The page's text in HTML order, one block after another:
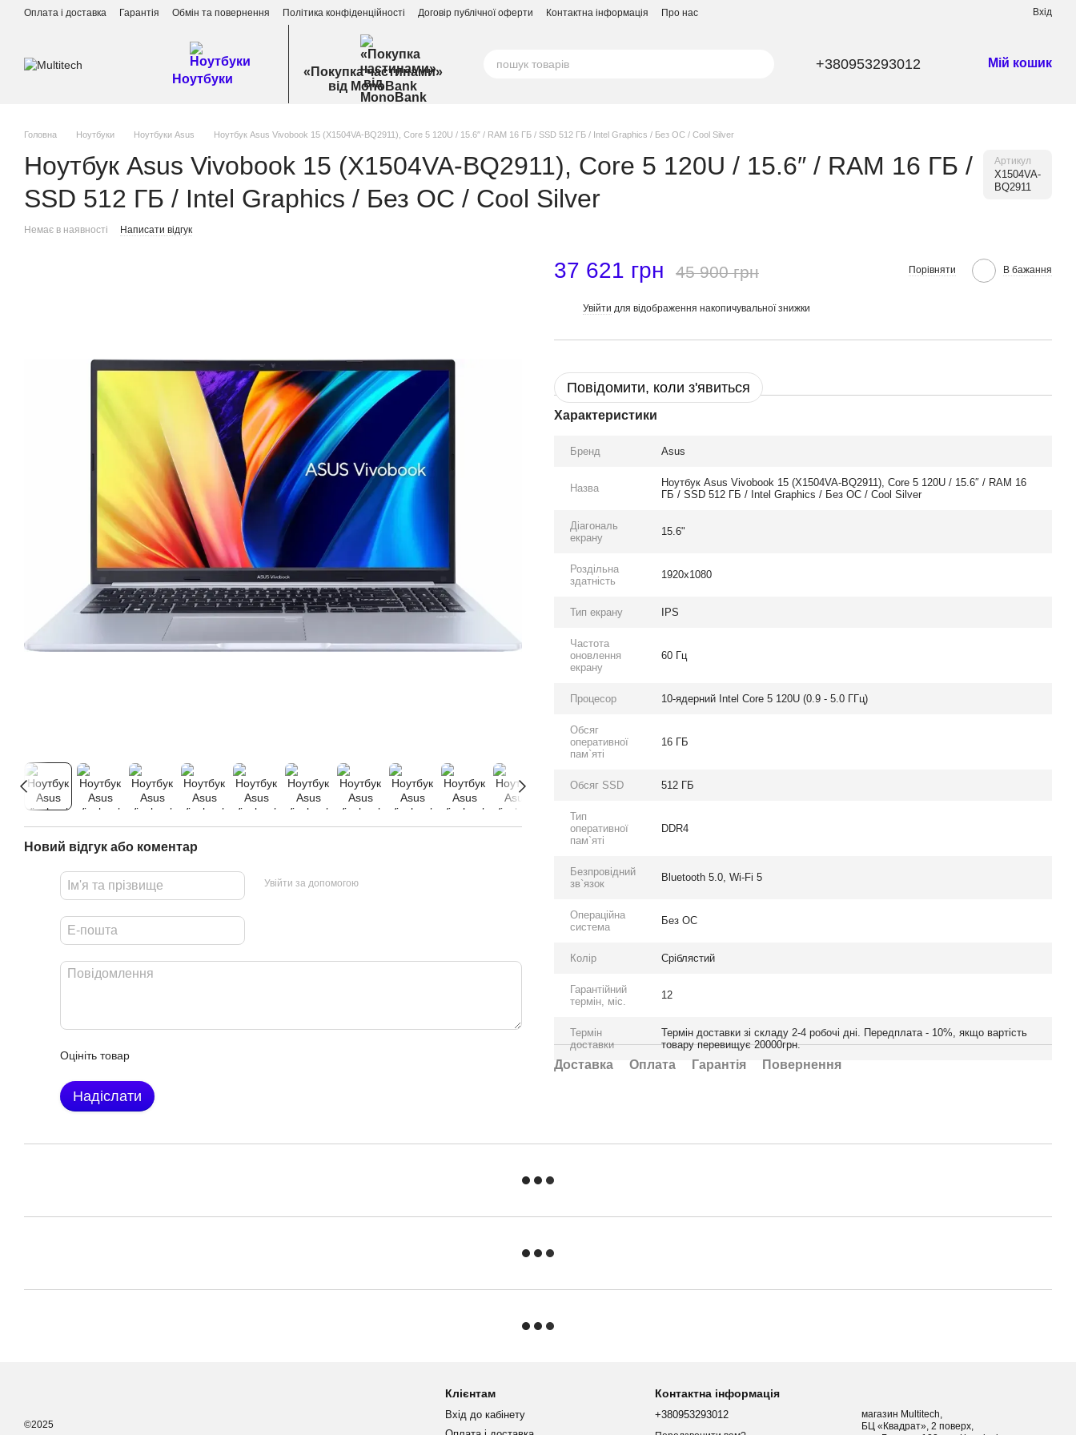
Перейти до основного контенту
Оплата і доставка Гарантія Обмін та повернення Політика конфіденційності Договір публічної оферти Контактна інформація Про нас Вхід
Ноутбуки
«Покупка частинами»
від MonoBank
+380953293012 Мій кошик
Головна Ноутбуки Ноутбуки Asus Ноутбук Asus Vivobook 15 (X1504VA-BQ2911), Core 5 120U / 15.6″ / RAM 16 ГБ / SSD 512 ГБ / Intel Graphics / Без ОС / Cool Silver
Ноутбук Asus Vivobook 15 (X1504VA-BQ2911), Core 5 120U / 15.6″ / RAM 16 ГБ /
SSD 512 ГБ / Intel Graphics / Без ОС / Cool Silver
Артикул
X1504VA-
BQ2911
Немає в наявності Написати відгук
Новий відгук або коментар
Увійти за допомогою
Оцініть товар
Надіслати
37 621 грн 45 900 грн Порівняти В бажання
Увійти для відображення накопичувальної знижки
Повідомити, коли з'явиться
Характеристики
Бренд Asus
Назва
Ноутбук Asus Vivobook 15 (X1504VA-BQ2911), Core 5 120U / 15.6″ / RAM 16
ГБ / SSD 512 ГБ / Intel Graphics / Без ОС / Cool Silver
Діагональ
екрану
15.6"
Роздільна
здатність
1920x1080
Тип екрану IPS
Частота
оновлення
екрану
60 Гц
Процесор 10-ядерний Intel Core 5 120U (0.9 - 5.0 ГГц)
Обсяг
оперативної
пам`яті
16 ГБ
Обсяг SSD 512 ГБ
Тип
оперативної
пам`яті
DDR4
Безпровідний
зв`язок
Bluetooth 5.0, Wi-Fi 5
Операційна
система
Без ОС
Колір Сріблястий
Гарантійний
термін, міс.
12
Термін
доставки
Термін доставки зі складу 2-4 робочі дні. Передплата - 10%, якщо вартість
товару перевищує 20000грн.
Доставка Оплата Гарантія Повернення
©2025
Клієнтам
Вхід до кабінету
Контактна інформація
+380953293012
магазин Multitech,
БЦ «Квадрат», 2 поверх,